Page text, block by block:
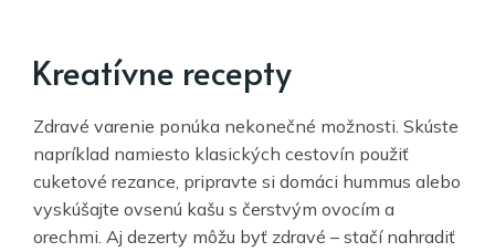
Kreatívne recepty
Zdravé varenie ponúka nekonečné možnosti. Skúste
napríklad namiesto klasických cestovín použiť
cuketové rezance, pripravte si domáci hummus alebo
vyskúšajte ovsenú kašu s čerstvým ovocím a
orechmi. Aj dezerty môžu byť zdravé – stačí nahradiť